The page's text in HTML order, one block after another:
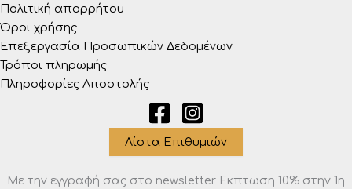
Πολιτική απορρήτου
Όροι χρήσης
Επεξεργασία Προσωπικών Δεδομένων
Τρόποι πληρωμής
Πληροφορίες Αποστολής
Λίστα Επιθυμιών
Με την εγγραφή σας στο newsletter Eκπτωση 10% στην 1η